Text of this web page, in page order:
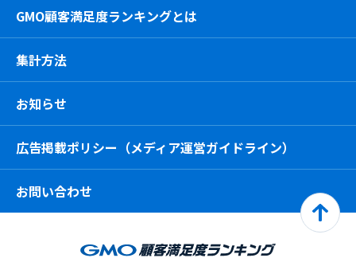
GMO顧客満足度ランキングとは
集計方法
お知らせ
広告掲載ポリシー（メディア運営ガイドライン）
お問い合わせ